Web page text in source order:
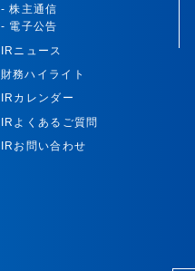
- 株主通信
- 電子公告
IRニュース
財務ハイライト
IRカレンダー
IRよくあるご質問
IRお問い合わせ